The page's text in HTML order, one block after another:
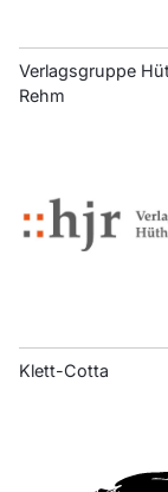
Verlagsgruppe
Rehm
Klett-Cotta